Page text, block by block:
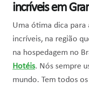
incríveisem
Uma ótima dica para
incríveis, na região
na hospedagem no
Hotéis. Nós sempre
mundo. Tem todos